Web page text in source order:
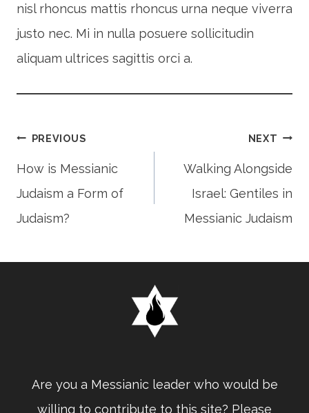
nisl rhoncus mattis rhoncus urna neque viverra
justo nec. Mi in nulla posuere sollicitudin
aliquam ultrices sagittis orci a.
Post
navigation
PREVIOUS
How is Messianic
Judaism a Form of
Judaism?
NEXT
Walking Alongside
Israel: Gentiles in
Messianic Judaism
Are you a Messianic leader who would be
willing to contribute to this site? Please